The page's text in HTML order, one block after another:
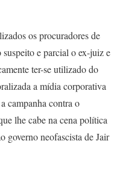
os procuradores de
e parcial o ex-juiz e
ter-se utilizado do
a mídia corporativa
campanha contra o
lhe cabe na cena política
governo neofascista de Jair